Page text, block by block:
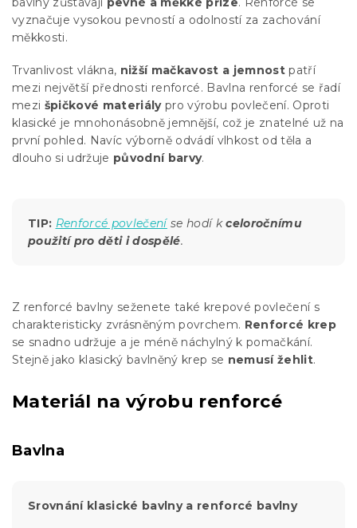
vyznačuje vysokou pevností a odolností za zachování
měkkosti.
Trvanlivost vlákna, nižší mačkavost a jemnost patří
mezi největší přednosti renforcé. Bavlna renforcé se řadí
mezi špičkové materiálypro výrobu povlečení. Oproti
klasické je mnohonásobně jemnější, což je znatelné už na
první pohled. Navíc výborně odvádí vlhkost od těla a
dlouho si udržuje původní barvy.
TIP: Renforcé povlečeníse hodí kceloročnímu
použití pro děti i dospělé.
Z renforcé bavlny seženete také krepové povlečení s
charakteristicky zvrásněným povrchem. Renforcé krep
se snadno udržuje a je méně náchylný k pomačkání.
Stejně jako klasický bavlněný krep se nemusí žehlit.
Materiál na výrobu renforcé
Bavlna
Srovnání klasické bavlny a renforcé bavlny